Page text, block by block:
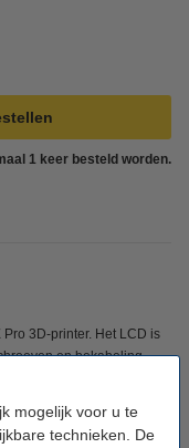
mogelijk voor u te
technieken. De
1 keer besteld worden.
3D-printer. Het LCD is
en bekabeling.